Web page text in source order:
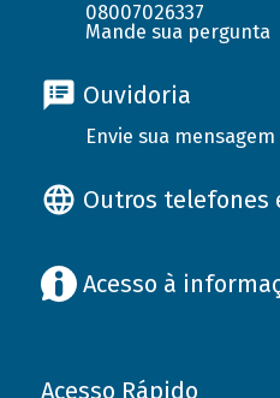
08007026337
Mande sua pergunta
Ouvidoria
Envie sua mensagem
Outros telefones
Acesso à
Acesso Rápido